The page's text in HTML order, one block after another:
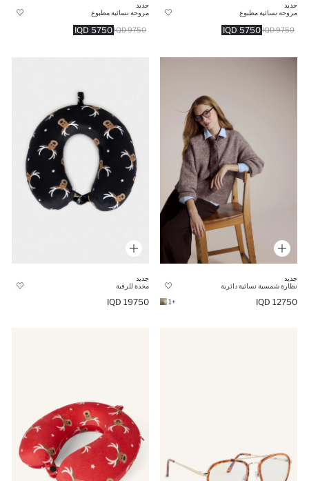
جديد
مروحة نسائية مطبوع
5750 IQD 9750 IQD
جديد
مروحة نسائية مطبوع
5750 IQD 9750 IQD
جديد
نظارة شمسية نسائية دائرية
12750 IQD
+1
جديد
مخدة للرقبة
19750 IQD